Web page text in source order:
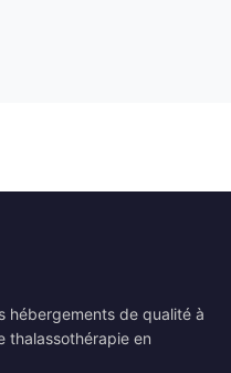
hébergements de qualité à
thalassothérapie en